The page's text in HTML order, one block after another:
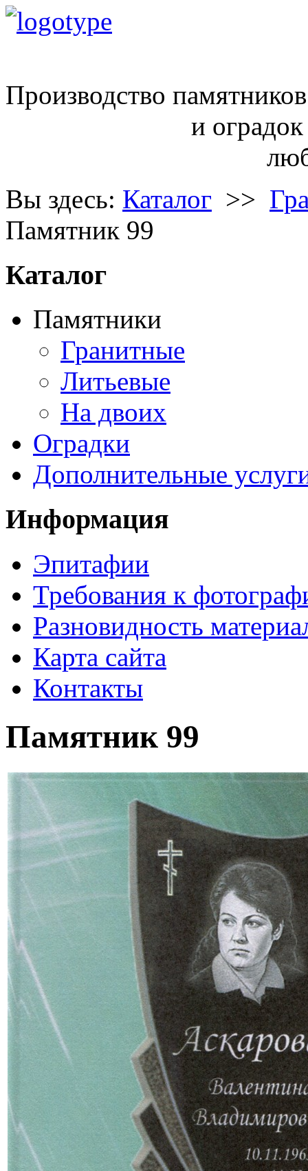
Производство памятников
и оградок
любой
Вы здесь: Каталог >>
Памятник 99
Каталог
Памятники
Гранитные
Литьевые
На двоих
Оградки
Дополнительные
Информация
Эпитафии
Требования к
Разновидность
Карта сайта
Контакты
Памятник 99